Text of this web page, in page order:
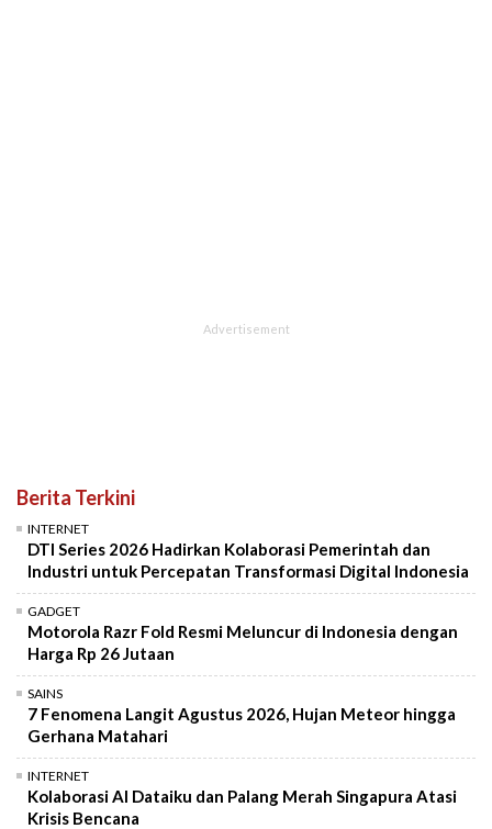
Berita Terkini
INTERNET
DTI Series 2026 Hadirkan Kolaborasi Pemerintah dan
Industri untuk Percepatan Transformasi Digital Indonesia
GADGET
Motorola Razr Fold Resmi Meluncur di Indonesia dengan
Harga Rp 26 Jutaan
SAINS
7 Fenomena Langit Agustus 2026, Hujan Meteor hingga
Gerhana Matahari
INTERNET
Kolaborasi AI Dataiku dan Palang Merah Singapura Atasi
Krisis Bencana